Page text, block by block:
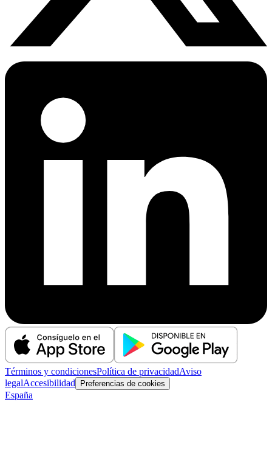
Términos y condicionesPolítica de privacidadAviso
legalAccesibilidad Preferencias de cookies
España